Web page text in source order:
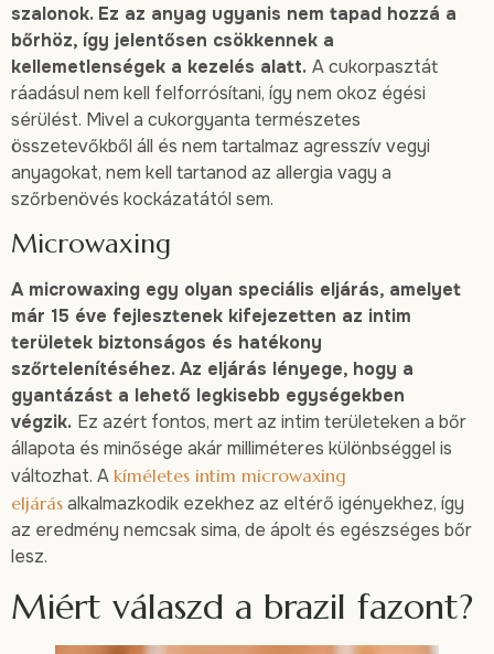
szalonok. Ez az anyag ugyanis nem tapad hozzá a
bőrhöz, így jelentősen csökkennek a
kellemetlenségek a kezelés alatt. A cukorpasztát
ráadásul nem kell felforrósítani, így nem okoz égési
sérülést. Mivel a cukorgyanta természetes
összetevőkből áll és nem tartalmaz agresszív vegyi
anyagokat, nem kell tartanod az allergia vagy a
szőrbenövés kockázatától sem.
Microwaxing
A microwaxing egy olyan speciális eljárás, amelyet
már 15 éve fejlesztenek kifejezetten az intim
területek biztonságos és hatékony
szőrtelenítéséhez. Az eljárás lényege, hogy a
gyantázást a lehető legkisebb egységekben
végzik. Ez azért fontos, mert az intim területeken a bőr
állapota és minősége akár milliméteres különbséggel is
változhat. A kíméletes intim microwaxing
eljárás alkalmazkodik ezekhez az eltérő igényekhez, így
az eredmény nemcsak sima, de ápolt és egészséges bőr
lesz.
Miért válaszd a brazil fazont?